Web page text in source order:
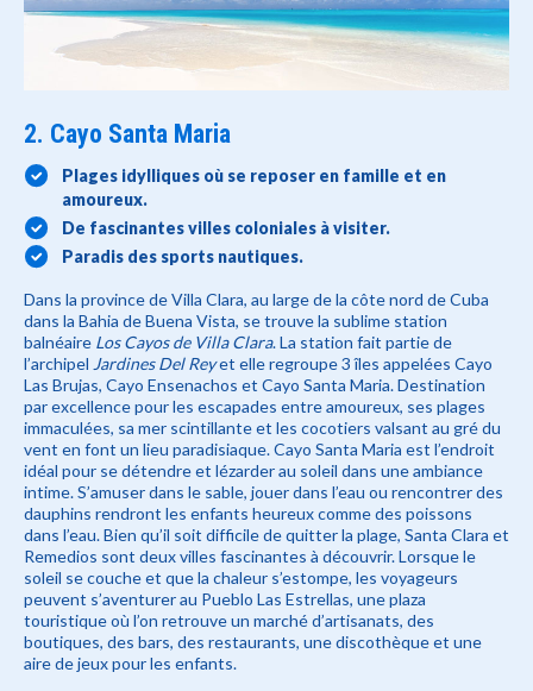
2. Cayo Santa Maria
Plages idylliques où se reposer en famille et en
amoureux.
De fascinantes villes coloniales à visiter.
Paradis des sports nautiques.
Dans la province de Villa Clara, au large de la côte nord de Cuba
dans la Bahia de Buena Vista, se trouve la sublime station
balnéaire Los Cayos de Villa Clara. La station fait partie de
l’archipel Jardines Del Reyet elle regroupe 3 îles appelées Cayo
Las Brujas, Cayo Ensenachos et Cayo Santa Maria. Destination
par excellence pour les escapades entre amoureux, ses plages
immaculées, sa mer scintillante et les cocotiers valsant au gré du
vent en font un lieu paradisiaque. Cayo Santa Maria est l’endroit
idéal pour se détendre et lézarder au soleil dans une ambiance
intime. S’amuser dans le sable, jouer dans l’eau ou rencontrer des
dauphins rendront les enfants heureux comme des poissons
dans l’eau. Bien qu’il soit difficile de quitter la plage, Santa Clara et
Remedios sont deux villes fascinantes à découvrir. Lorsque le
soleil se couche et que la chaleur s’estompe, les voyageurs
peuvent s’aventurer au Pueblo Las Estrellas, une plaza
touristique où l’on retrouve un marché d’artisanats, des
boutiques, des bars, des restaurants, une discothèque et une
aire de jeux pour les enfants.